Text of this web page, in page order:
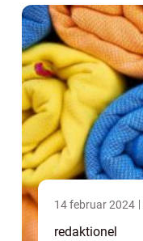
forb...
14 februar 2024
redaktionel